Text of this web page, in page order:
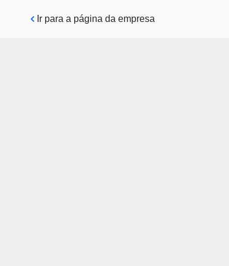
Pular para o conteúdo principal
Ir para a página da empresa